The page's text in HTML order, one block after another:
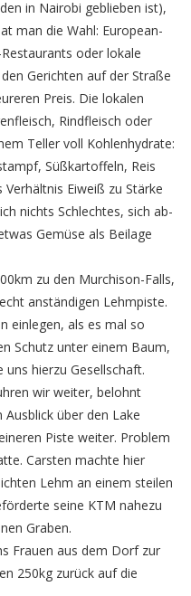
in Nairobi geblieben ist),
man die Wahl: European-
oder lokale
Gerichten auf der Straße
Preis. Die lokalen
Rindfleisch oder
Teller voll Kohlenhydrate:
Süßkartoffeln, Reis
Eiweiß zu Stärke
nichts Schlechtes, sich ab-
Gemüse als Beilage
zu den Murchison-Falls,
anständigen Lehmpiste.
einlegen, als es mal so
Schutz unter einem Baum,
hierzu Gesellschaft.
wir weiter, belohnt
über den Lake
Piste weiter. Problem
Carsten machte hier
Lehm an einem steilen
seine KTM nahezu
Graben.
Frauen aus dem Dorf zur
250kg zurück auf die